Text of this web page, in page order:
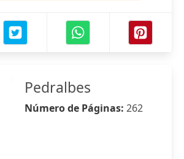
Pedralbes
Número de Páginas: 262